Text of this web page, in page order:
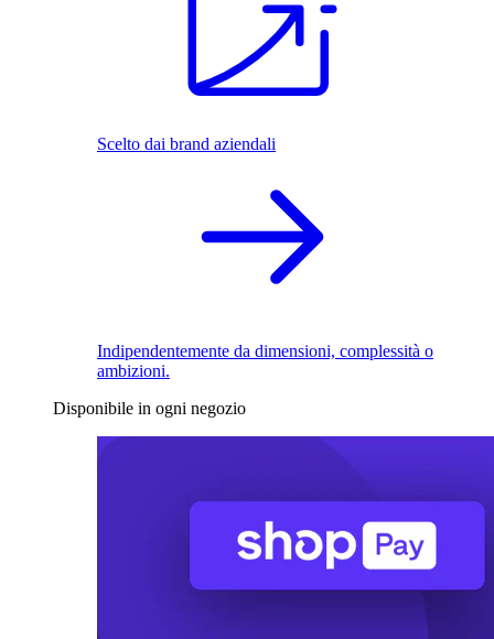
Scelto dai brand aziendali
Indipendentemente da dimensioni, complessità o
ambizioni.
Disponibile in ogni negozio